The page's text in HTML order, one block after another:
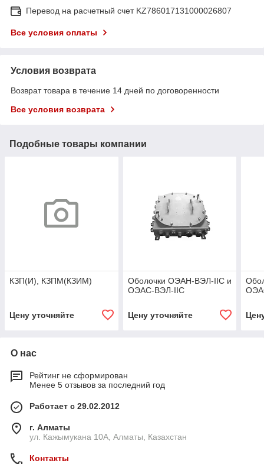
Перевод на расчетный счет KZ786017131000026807
Все условия оплаты
Условия возврата
Возврат товара в течение 14 дней по договоренности
Все условия возврата
Подобные товары компании
КЗП(И), КЗПМ(КЗИМ)
Цену уточняйте
Оболочки ОЭАН-ВЭЛ-IIC и
ОЭАС-ВЭЛ-IIC
Цену уточняйте
О нас
Рейтинг не сформирован
Менее 5 отзывов за последний год
Работает с 29.02.2012
г. Алматы
ул. Кажымукана 10А, Алматы, Казахстан
Контакты